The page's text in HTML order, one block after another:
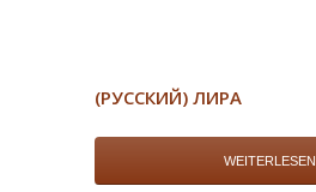
(РУССКИЙ) ЛИРА
WEITERLESEN